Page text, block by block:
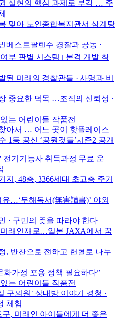
실현의 핵심 과제로 부각 … 주
맞아 노인종합복지관서 삼계탕
베스트팔렌주 경찰과 공동 ·
부 판별 시스템｣ 본격 개발 착
된 미래의 경찰관들 · 사명과 비
중요한 덕목 …조직의 신뢰성 ·
는 어린이들 작품전
아서 … 어느 곳이 핫플레이스
1등 공신 ‘공뭔것들’시즌2 공개
전기기능사 취득과정 무료 운
지, 48층, 3366세대 초고층 주거
…‘무해독서(無害讀書)’ 야외
· 구민의 뜻을 따라야 한다
래인재로…일본 JAXA에서 꿈
, 반찬으로 전하고 헌혈로 나누
가정 포용 정책 필요하다”
는 어린이들 작품전
구의원’ 상대방 이야기 경청 ·
체험
, 미래인 아이들에게 더 좋은